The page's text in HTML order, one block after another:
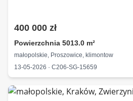
400 000 zł
Powierzchnia 5013.0 m²
małopolskie, Proszowice, klimontow
13-05-2026 · C206-SG-15659